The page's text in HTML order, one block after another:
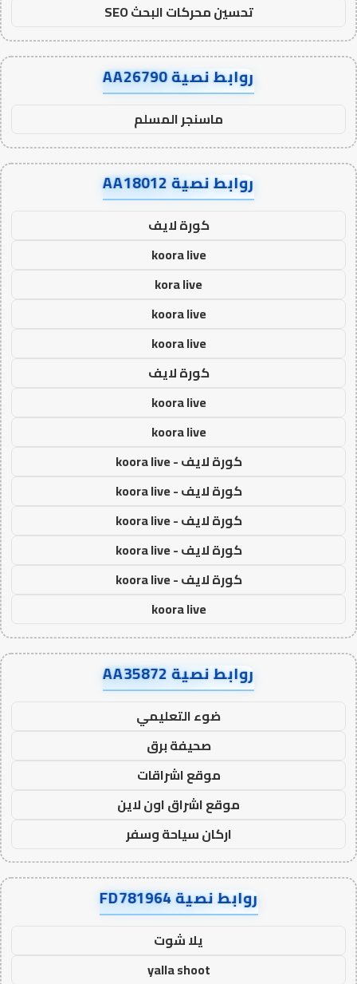
تحسين محركات البحث SEO
روابط نصية AA26790
ماسنجر المسلم
روابط نصية AA18012
كورة لايف
koora live
kora live
koora live
koora live
كورة لايف
koora live
koora live
كورة لايف - koora live
كورة لايف - koora live
كورة لايف - koora live
كورة لايف - koora live
كورة لايف - koora live
koora live
روابط نصية AA35872
ضوء التعليمي
صحيفة برق
موقع اشراقات
موقع اشراق اون لاين
اركان سياحة وسفر
روابط نصية FD781964
يلا شوت
yalla shoot